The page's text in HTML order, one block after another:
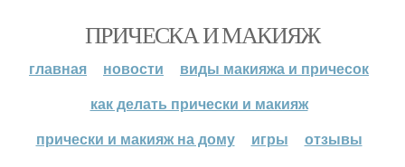
ПРИЧЕСКА И МАКИЯЖ
главная новости
виды макияжа и причесок
как делать прически и макияж
прически и макияж на дому
игры отзывы